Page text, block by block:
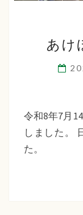
あけ
令和8年7月
しました。
た。